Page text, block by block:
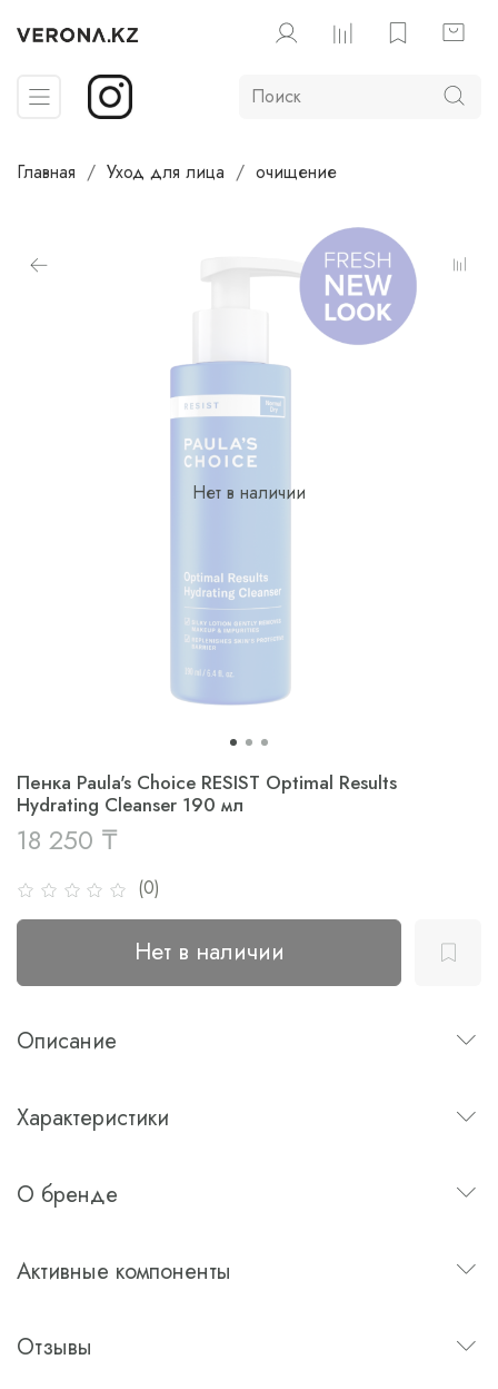
Главная Уход для лица очищение
Нет в наличии
(0)
Пенка Paula's Choice RESIST Optimal Results
Hydrating Cleanser 190 мл
18 250 ₸
Нет в наличии
Описание
Характеристики
О бренде
Активные компоненты
Отзывы